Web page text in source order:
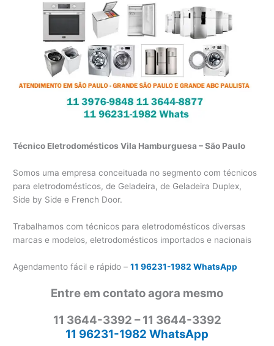
Técnico Eletrodomésticos Vila Hamburguesa – São Paulo
Somos uma empresa conceituada no segmento com técnicos
para eletrodomésticos, de Geladeira, de Geladeira Duplex,
Side by Side e French Door.
Trabalhamos com técnicos para eletrodomésticos diversas
marcas e modelos, eletrodomésticos importados e nacionais
Agendamento fácil e rápido –11 96231-1982 WhatsApp
Entre em contato agora mesmo
11 3644-3392 – 11 3644-3392
11 96231-1982 WhatsApp